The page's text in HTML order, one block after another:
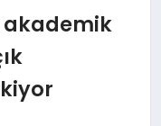
akademik